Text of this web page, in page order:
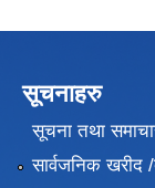
सूचनाहरु
सूचना तथा
सार्वजनिक खरीद